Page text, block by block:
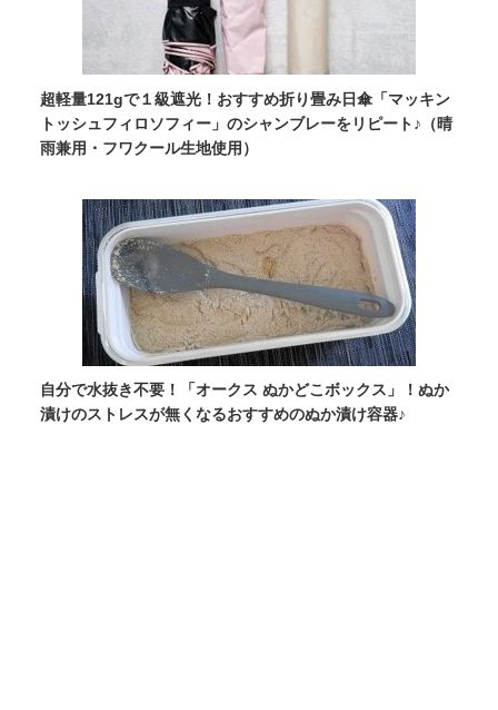
超軽量121gで１級遮光！おすすめ折り畳み日傘「マッキン
トッシュフィロソフィー」のシャンブレーをリピート♪（晴
雨兼用・フワクール生地使用）
自分で水抜き不要！「オークス ぬかどこボックス」！ぬか
漬けのストレスが無くなるおすすめのぬか漬け容器♪